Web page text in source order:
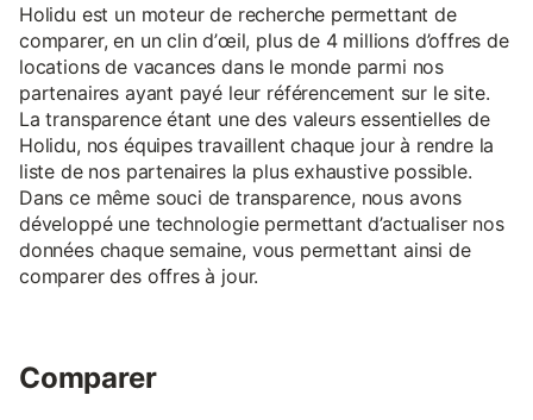
Holidu est un moteur de recherche permettant de
comparer, en un clin d’œil, plus de 4 millions d’offres de
locations de vacances dans le monde parmi nos
partenaires ayant payé leur référencement sur le site.
La transparence étant une des valeurs essentielles de
Holidu, nos équipes travaillent chaque jour à rendre la
liste de nos partenaires la plus exhaustive possible.
Dans ce même souci de transparence, nous avons
développé une technologie permettant d’actualiser nos
données chaque semaine, vous permettant ainsi de
comparer des offres à jour.
Comparer